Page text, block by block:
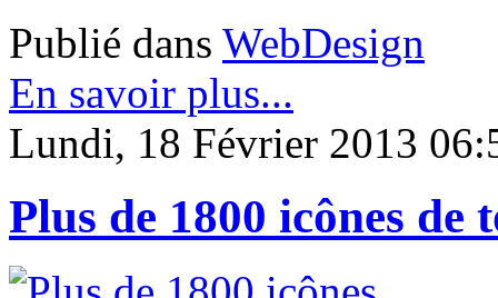
Publié dans WebDesign
En savoir plus...
Lundi, 18 Février 2013
Plus de 1800 icônes de